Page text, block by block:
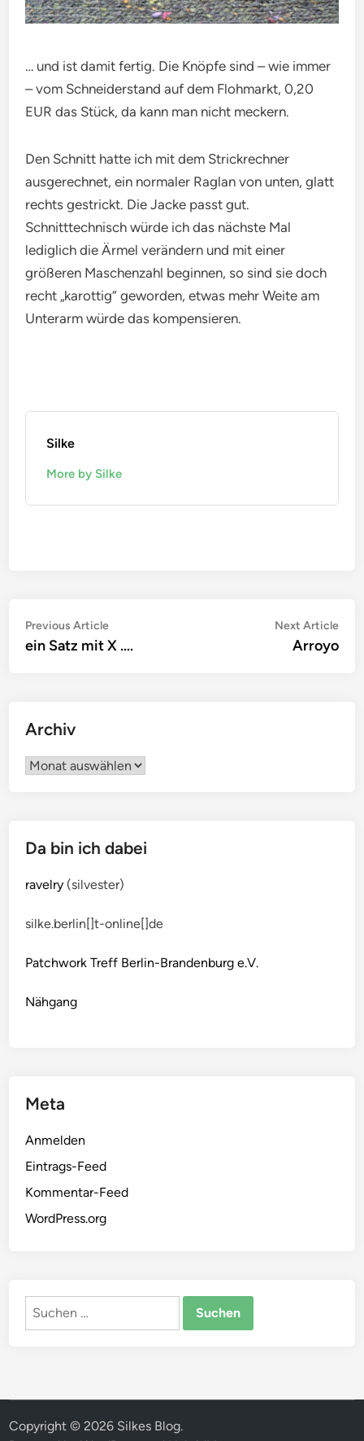
… und ist damit fertig. Die Knöpfe sind – wie immer
– vom Schneiderstand auf dem Flohmarkt, 0,20
EUR das Stück, da kann man nicht meckern.
Den Schnitt hatte ich mit dem Strickrechner
ausgerechnet, ein normaler Raglan von unten, glatt
rechts gestrickt. Die Jacke passt gut.
Schnitttechnisch würde ich das nächste Mal
lediglich die Ärmel verändern und mit einer
größeren Maschenzahl beginnen, so sind sie doch
recht „karottig“ geworden, etwas mehr Weite am
Unterarm würde das kompensieren.
Silke
More by Silke
Beitragsnavigation
Previous ArticlePrevious
article:
ein Satz mit X ….
Next Article
Arroyo
Archiv
Archiv
Da bin ich dabei
ravelry (silvester)
silke.berlin[]t-online[]de
Patchwork Treff Berlin-Brandenburg e.V.
Nähgang
Meta
Anmelden
Eintrags-Feed
Kommentar-Feed
WordPress.org
Suchen
Copyright © 2026 Silkes Blog.